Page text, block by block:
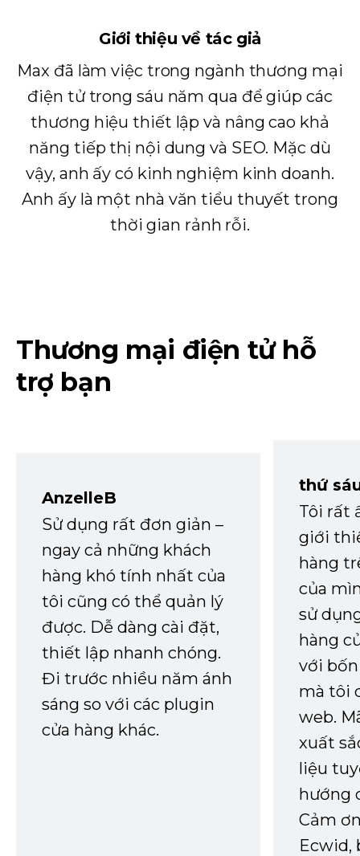
Giới thiệu về tác giả
Max đã làm việc trong ngành thương mại
điện tử trong sáu năm qua để giúp các
thương hiệu thiết lập và nâng cao khả
năng tiếp thị nội dung và SEO. Mặc dù
vậy, anh ấy có kinh nghiệm kinh doanh.
Anh ấy là một nhà văn tiểu thuyết trong
thời gian rảnh rỗi.
Thương mại điện tử hỗ
trợ bạn
AnzelleB
Sử dụng rất đơn giản –
ngay cả những khách
hàng khó tính nhất của
tôi cũng có thể quản lý
được. Dễ dàng cài đặt,
thiết lập nhanh chóng.
Đi trước nhiều năm ánh
sáng so với các plugin
cửa hàng khác.
thứ
Tôi rất
giới
hàng
của
sử
hàng
với
mà tôi
web.
xuất
liệu
hướng
Cảm
Ecwid,